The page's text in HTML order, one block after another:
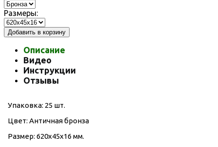
Размеры:
Добавить в корзину
Описание
Видео
Инструкции
Отзывы
Упаковка: 25 шт.
Цвет: Античная бронза
Размер: 620х45х16 мм.